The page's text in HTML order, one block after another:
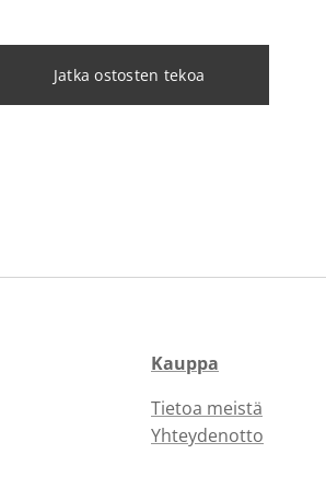
Jatka ostosten tekoa
Kauppa
Tietoa meistä
Yhteydenotto